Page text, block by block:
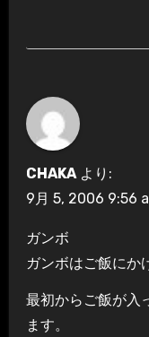
CHAKA より:
9月 5, 2006 9:56
ガンボ
ガンボはご飯にか
最初からご飯が入
ます。